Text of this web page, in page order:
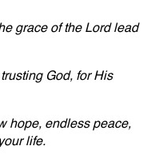
grace of the Lord lead
God, for His
hope, endless peace,
life.